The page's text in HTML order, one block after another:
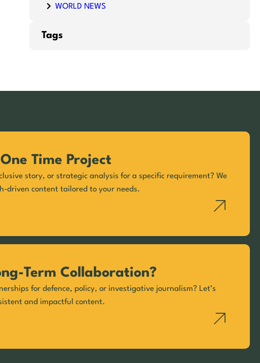
WORLD NEWS
Tags
Time Project
story, or strategic analysis for a specific requirement? We
driven content tailored to your needs.
Term Collaboration?
for defence, policy, or investigative journalism? Let’s
and impactful content.